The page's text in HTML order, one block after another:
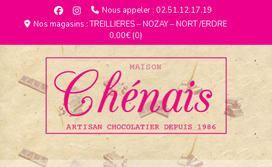
Nous appeler : 02.51.12.17.19
Nos magasins : TREILLIERES – NOZAY – NORT /ERDRE
0,00€(0)